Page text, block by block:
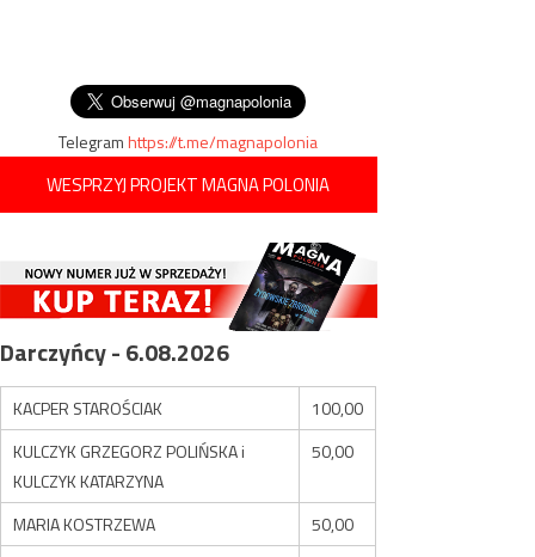
Telegramhttps://t.me/magnapolonia
WESPRZYJ PROJEKT MAGNA POLONIA
Darczyńcy - 6.08.2026
KACPER STAROŚCIAK
100,00
KULCZYK GRZEGORZ POLIŃSKA i
KULCZYK KATARZYNA
50,00
MARIA KOSTRZEWA
50,00